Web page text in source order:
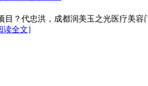
？代忠洪，成都润美玉之光医疗美
读全文]